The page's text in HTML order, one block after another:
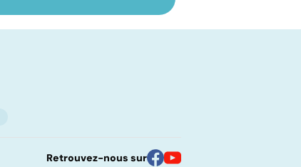
organes descendent
Retrouvez-nous sur